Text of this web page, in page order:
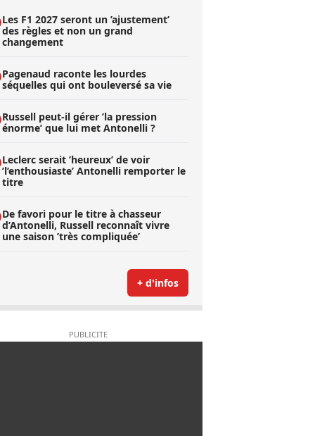
Les F1 2027 seront un ’ajustement’
des règles et non un grand
changement
Pagenaud raconte les lourdes
séquelles qui ont bouleversé sa vie
Russell peut-il gérer ’la pression
énorme’ que lui met Antonelli ?
Leclerc serait ’heureux’ de voir
’l’enthousiaste’ Antonelli remporter le
titre
De favori pour le titre à chasseur
d’Antonelli, Russell reconnaît vivre
une saison ’très compliquée’
+ d'infos